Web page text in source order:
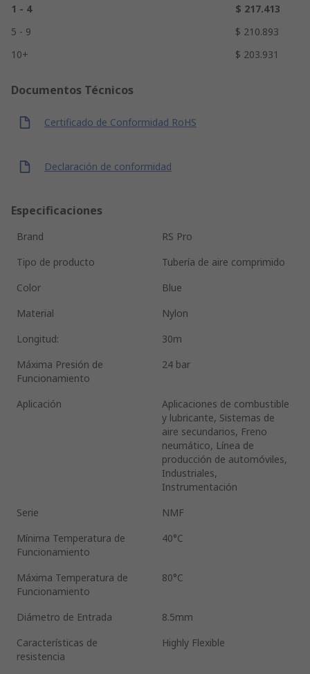
1 - 4
$ 217.413
5 - 9
$ 210.893
10+
$ 203.931
Documentos Técnicos
Certificado de Conformidad RoHS
Declaración de conformidad
Especificaciones
Brand
RS Pro
Tipo de producto
Tubería de aire comprimido
Color
Blue
Material
Nylon
Longitud:
30m
Máxima Presión de
Funcionamiento
24 bar
Aplicación
Aplicaciones de combustible
y lubricante, Sistemas de
aire secundarios, Freno
neumático, Línea de
producción de automóviles,
Industriales,
Instrumentación
Serie
NMF
Mínima Temperatura de
Funcionamiento
40°C
Máxima Temperatura de
Funcionamiento
80°C
Diámetro de Entrada
8.5mm
Características de
resistencia
Highly Flexible